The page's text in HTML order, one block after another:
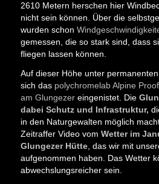
2610 Metern herschen hier
nicht sein können. Über die
wurden schon
gemessen, die so stark sind, dass
fliegen lassen können.
Auf dieser Höhe unter
sich das polychromelab Alpine
am Glungezereingenistet. Die
dabei Schutz und Infrastruktur,
in den Naturgewalten möglich
Zeitraffer Video vom Wetter im
Glungezer Hütte, das wir mit
aufgenommen haben. Das Wetter
abwechslungsreicher sein.